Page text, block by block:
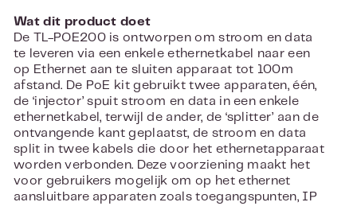
Wat dit product doet
De TL-POE200 is ontworpen om stroom en data
te leveren via een enkele ethernetkabel naar een
op Ethernet aan te sluiten apparaat tot 100m
afstand. De PoE kit gebruikt twee apparaten, één,
de ‘injector’ spuit stroom en data in een enkele
ethernetkabel, terwijl de ander, de ‘splitter’ aan de
ontvangende kant geplaatst, de stroom en data
split in twee kabels die door het ethernetapparaat
worden verbonden. Deze voorziening maakt het
voor gebruikers mogelijk om op het ethernet
aansluitbare apparaten zoals toegangspunten, IP